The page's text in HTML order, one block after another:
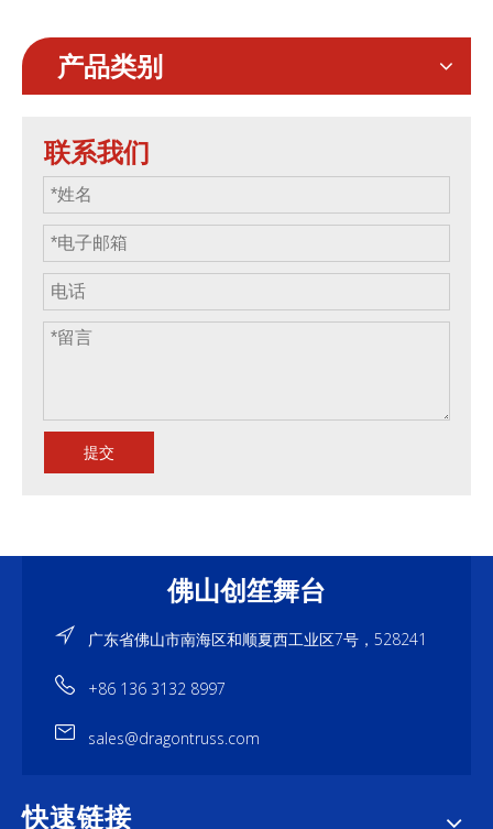
产品类别
联系我们
提交
佛山创笙舞台
广东省佛山市南海区和顺夏西工业区7号，528241
+86 136 3132 8997
sales@dragontruss.com
快速链接